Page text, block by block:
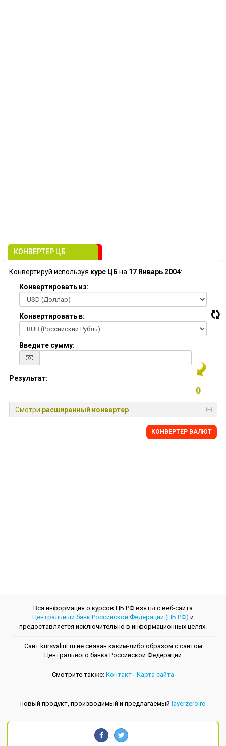
КОНВЕРТЕР ЦБ
Конвертируй используя курс ЦБ на 17 Январь 2004:
Конвертировать из:
Конвертировать в:
Введите сумму:
Результат:
Смотри расширенный конвертер
КОНВЕРТЕР ВАЛЮТ
Вся информация о курсов ЦБ РФ взяты с веб-сайта
Центральный банк Российской Федерации (ЦБ РФ) и
предоставляется исключительно в информационных целях.
Сайт kursvaliut.ru не связан каким-либо образом с сайтом
Центрального банкa Российской Федерации
Смотрите также: Контакт - Kарта сайта
новый продукт, производимый и предлагаемый layerzero.ro